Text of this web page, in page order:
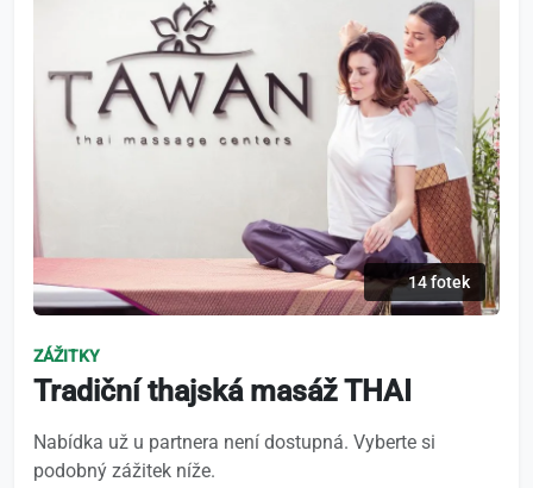
14 fotek
ZÁŽITKY
Tradiční thajská masáž THAI
Nabídka už u partnera není dostupná. Vyberte si
podobný zážitek níže.